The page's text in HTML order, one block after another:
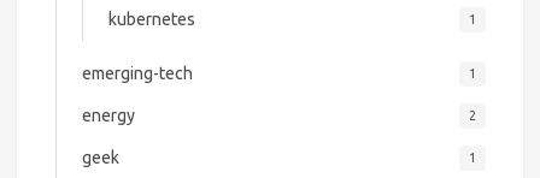
kubernetes 1
emerging-tech 1
energy 2
geek 1